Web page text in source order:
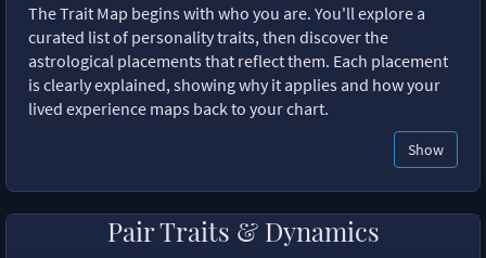
The Trait Map begins with who you are. You'll explore a
curated list of personality traits, then discover the
astrological placements that reflect them. Each placement
is clearly explained, showing why it applies and how your
lived experience maps back to your chart.
Show
Pair Traits & Dynamics